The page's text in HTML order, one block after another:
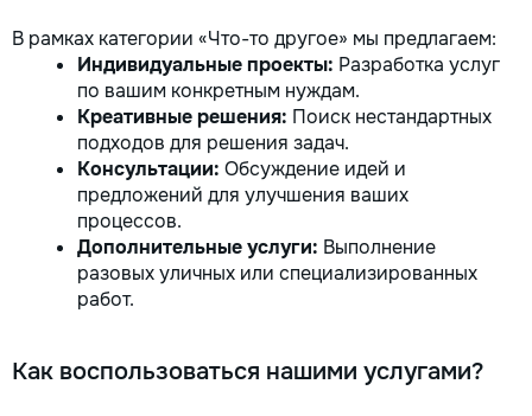
В рамках категории «Что-то другое» мы предлагаем:
Индивидуальные проекты: Разработка услуг
по вашим конкретным нуждам.
Креативные решения: Поиск нестандартных
подходов для решения задач.
Консультации: Обсуждение идей и
предложений для улучшения ваших
процессов.
Дополнительные услуги: Выполнение
разовых уличных или специализированных
работ.
Как воспользоваться нашими услугами?